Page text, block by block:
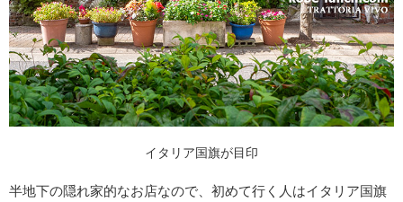
イタリア国旗が目印
半地下の隠れ家的なお店なので、初めて行く人はイタリア国旗